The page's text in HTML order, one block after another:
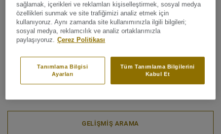
mevcuttur. Süpürgelik seçeneklerimiz, LVT zeminler,
heterojen ve homojen vinil zeminler, lamine zeminler ve
ayrıca linolyum zeminler için esnek ve sert süpürgelik
koleksiyonlarına göre gruplanmış
GELIŞMIŞ ARAMA
sağlamak, içerikleri ve reklamları kişiselleştirmek, sosyal medya
özellikleri sunmak ve site trafiğimizi analiz etmek için
kullanıyoruz. Aynı zamanda site kullanımınızla ilgili bilgileri;
sosyal medya, reklamcılık ve analiz ortaklarımızla
paylaşıyoruz. Çerez Politikası
Tüm Tanımlama Bilgilerini
Kabul Et
Tanımlama Bilgisi
Ayarları